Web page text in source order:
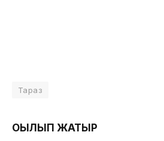
Тараз
ОҚЫЛЫП ЖАТЫР